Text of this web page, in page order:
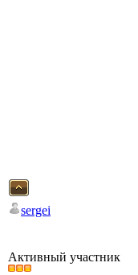
sergei
Активный участник